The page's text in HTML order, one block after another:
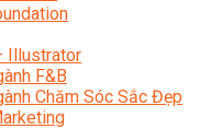
Illustrator
F&B
Chăm Sóc Sắc Đẹp